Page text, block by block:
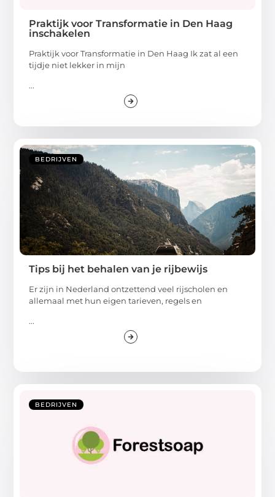
Praktijk voor Transformatie in Den Haag
inschakelen
Praktijk voor Transformatie in Den Haag Ik zat al een
tijdje niet lekker in mijn
...
BEDRIJVEN
Tips bij het behalen van je rijbewijs
Er zijn in Nederland ontzettend veel rijscholen en
allemaal met hun eigen tarieven, regels en
...
BEDRIJVEN